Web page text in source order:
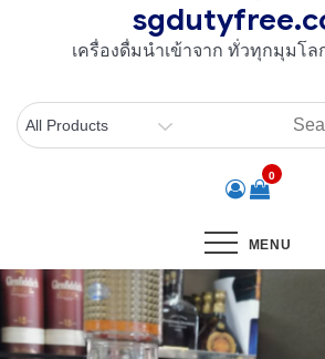
เครื่องดื่มนําเข้าจาก ทั่วทุกมุมโล
0
MENU